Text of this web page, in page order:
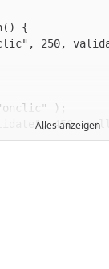
Alles anzeigen